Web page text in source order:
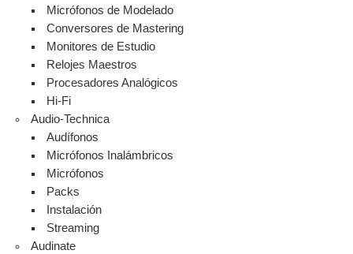
Micrófonos de Modelado
Conversores de Mastering
Monitores de Estudio
Relojes Maestros
Procesadores Analógicos
Hi-Fi
Audio-Technica
Audífonos
Micrófonos Inalámbricos
Micrófonos
Packs
Instalación
Streaming
Audinate